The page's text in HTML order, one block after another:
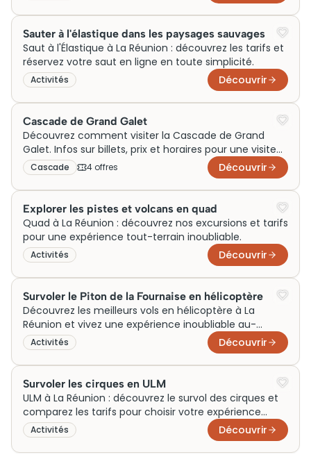
Sauter à l'élastique dans les paysages sauvages
Saut à l'Élastique à La Réunion : découvrez les tarifs et
réservez votre saut en ligne en toute simplicité.
Activités Découvrir
Cascade de Grand Galet
Découvrez comment visiter la Cascade de Grand
Galet. Infos sur billets, prix et horaires pour une visite
inoubliable à La Réunion. Réservez dès maintenant !
Cascade 4 offres Découvrir
Explorer les pistes et volcans en quad
Quad à La Réunion : découvrez nos excursions et tarifs
pour une expérience tout-terrain inoubliable.
Activités Découvrir
Survoler le Piton de la Fournaise en hélicoptère
Découvrez les meilleurs vols en hélicoptère à La
Réunion et vivez une expérience inoubliable au-
dessus des paysages époustouflants de l'île.
Activités Découvrir
Survoler les cirques en ULM
ULM à La Réunion : découvrez le survol des cirques et
comparez les tarifs pour choisir votre expérience
aérienne
Activités Découvrir